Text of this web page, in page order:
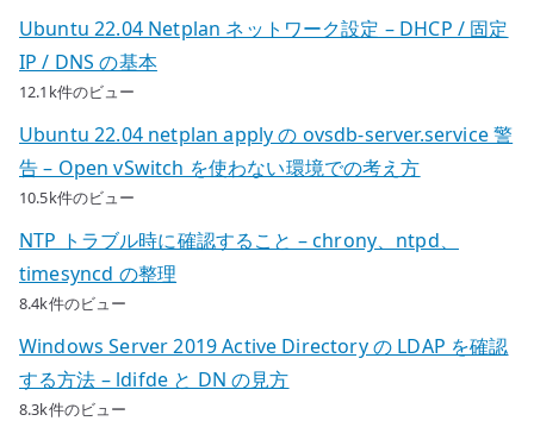
Ubuntu 22.04 Netplan ネットワーク設定 – DHCP / 固定
IP / DNS の基本
12.1k件のビュー
Ubuntu 22.04 netplan apply の ovsdb-server.service 警
告 – Open vSwitch を使わない環境での考え方
10.5k件のビュー
NTP トラブル時に確認すること – chrony、ntpd、
timesyncd の整理
8.4k件のビュー
Windows Server 2019 Active Directory の LDAP を確認
する方法 – ldifde と DN の見方
8.3k件のビュー